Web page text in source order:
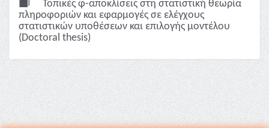
Τοπικές φ-αποκλίσεις στη στατιστική θεωρία
πληροφοριών και εφαρμογές σε ελέγχους
στατιστικών υποθέσεων και επιλογής μοντέλου
(Doctoral thesis)